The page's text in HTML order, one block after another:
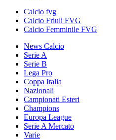
Calcio fvg
Calcio Friuli FVG
Calcio Femminile FVG
News Calcio
Serie A
Serie B
Lega Pro
Coppa Italia
Nazionali
Campionati Esteri
Champions
Europa League
Serie A Mercato
Varie